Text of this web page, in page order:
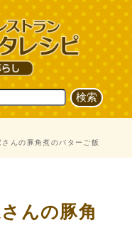
んの豚角煮のバターご飯
んの豚角